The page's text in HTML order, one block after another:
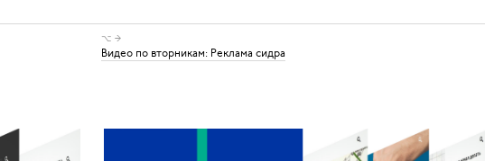
⌥ →
Видео по вторникам: Реклама сидра